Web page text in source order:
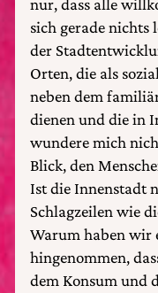
nur, dass alle
sich gerade nichts
der
Orten, die als
neben dem
dienen und die in
wundere mich
Blick, den
Ist die Innenstadt
Schlagzeilen wie
Warum haben wir
hingenommen,
dem Konsum und